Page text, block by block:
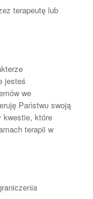
terapeutę lub
jesteś
we
Państwu swoją
kwestie, które
terapii w